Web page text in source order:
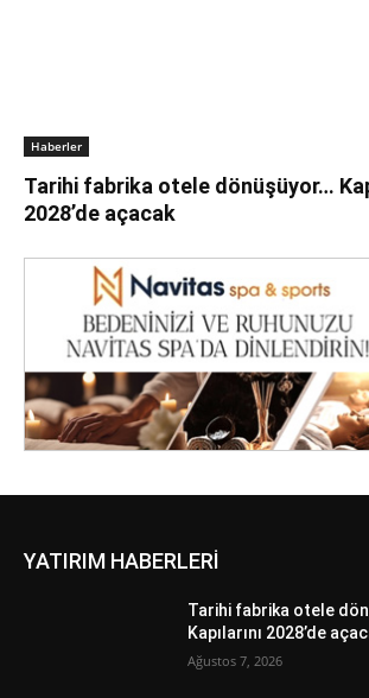
Haberler
Tarihi fabrika otele dönüşüyor…
2028’de açacak
YATIRIM HABERLERİ
Tarihi fabrika otele
Kapılarını 2028’de
Ağustos 7, 2026